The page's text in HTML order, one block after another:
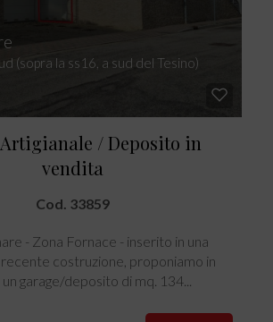
(sopra la ss16, a sud del Tesino)
/ Deposito in
vendita
Cod. 33859
- Zona Fornace - inserito in una
recente costruzione, proponiamo in
garage/deposito di mq. 134...